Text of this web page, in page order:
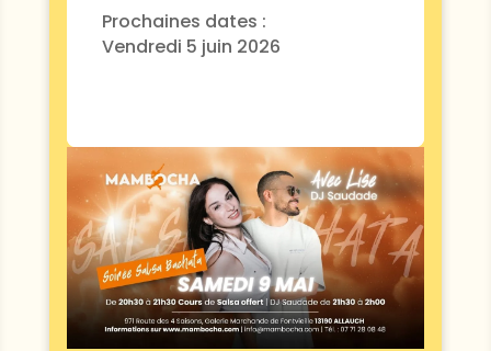
Prochaines dates :
Vendredi 5 juin 2026